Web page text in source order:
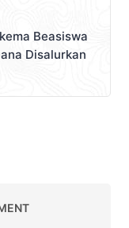
Beasiswa
Disalurkan